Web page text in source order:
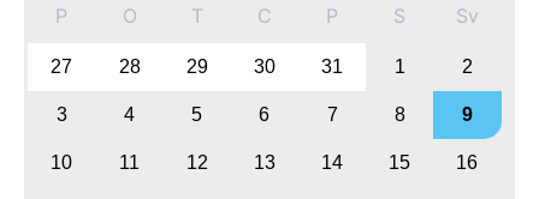
P O T C P S Sv
27 28 29 30 31 1 2
3 4 5 6 7 8 9
10 11 12 13 14 15 16